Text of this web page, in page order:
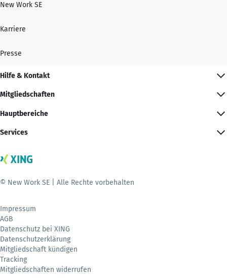
New Work SE
Karriere
Presse
Hilfe & Kontakt
Mitgliedschaften
Hauptbereiche
Services
© New Work SE | Alle Rechte vorbehalten
Impressum
AGB
Datenschutz bei XING
Datenschutzerklärung
Mitgliedschaft kündigen
Tracking
Mitgliedschaften widerrufen